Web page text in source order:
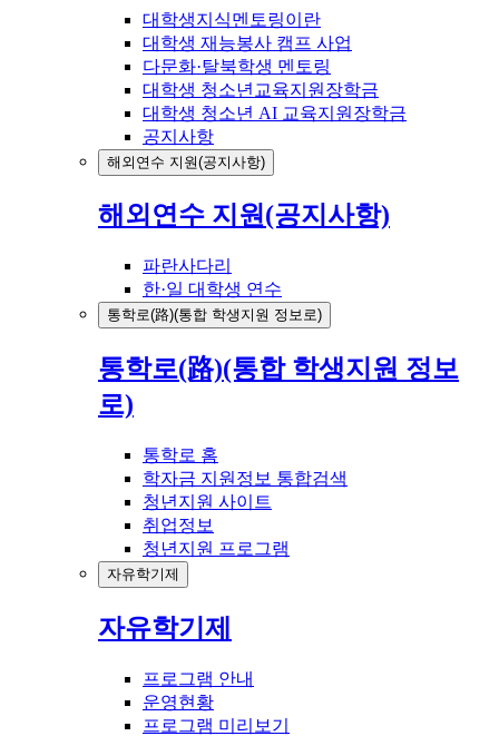
대학생지식멘토링이란
대학생 재능봉사 캠프 사업
다문화·탈북학생 멘토링
대학생 청소년교육지원장학금
대학생 청소년 AI 교육지원장학금
공지사항
해외연수 지원(공지사항)
해외연수 지원(공지사항)
파란사다리
한·일 대학생 연수
통학로(路)(통합 학생지원 정보로)
통학로(路)(통합 학생지원 정보
로)
통학로 홈
학자금 지원정보 통합검색
청년지원 사이트
취업정보
청년지원 프로그램
자유학기제
자유학기제
프로그램 안내
운영현황
프로그램 미리보기